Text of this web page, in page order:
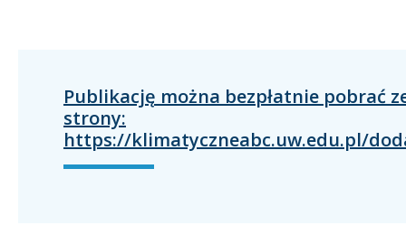
Publikację można bezpłatnie pobrać
strony:
https://klimatyczneabc.uw.edu.pl/